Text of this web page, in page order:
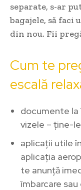
separate, s-ar
bagajele, să faci
din nou. Fii
Cum te
escală
documente la
vizele – ține-
aplicații utile
aplicația
te anunță
îmbarcare sau